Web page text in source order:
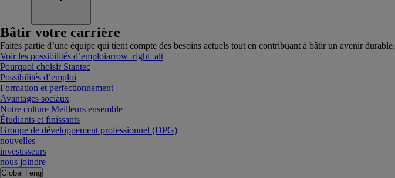
Bâtir votre carrière
Faites partie d’une équipe qui tient compte des besoins actuels tout en contribuant à bâtir un avenir durable.
Voir les possibilités d’emploiarrow_right_alt
Pourquoi choisir Stantec
Possibilités d’emploi
Formation et perfectionnement
Avantages sociaux
Notre culture Meilleurs ensemble
Étudiants et finissants
Groupe de développement professionnel (DPG)
nouvelles
investisseurs
nous joindre
Global
eng